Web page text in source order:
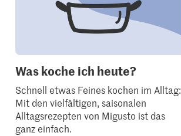
Was koche ich heute?
Schnell etwas Feines kochen im Alltag:
Mit den vielfältigen, saisonalen
Alltagsrezepten von Migusto ist das
ganz einfach.